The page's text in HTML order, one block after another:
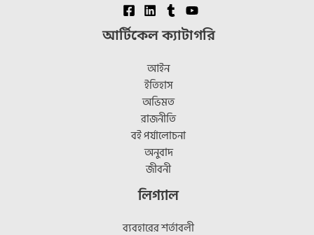
আর্টিকেল ক্যাটাগরি
আইন
ইতিহাস
অভিমত
রাজনীতি
বই পর্যালোচনা
অনুবাদ
জীবনী
লিগ্যাল
ব্যবহারের শর্তাবলী